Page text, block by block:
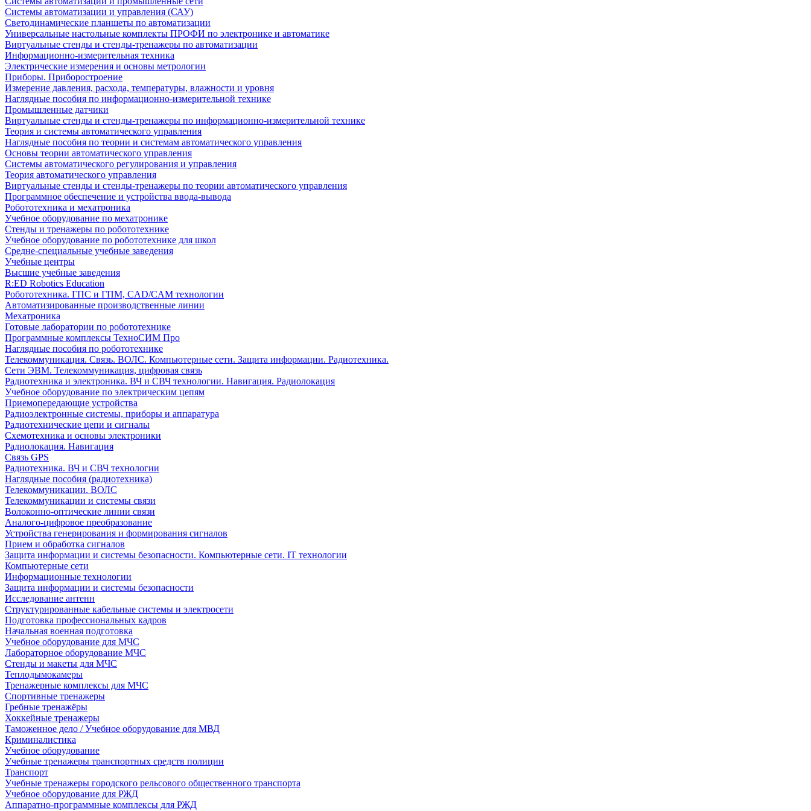
Системы автоматизации и управления (САУ)
Светодинамические планшеты по автоматизации
Универсальные настольные комплекты ПРОФИ по электронике и автоматике
Виртуальные стенды и стенды-тренажеры по автоматизации
Информационно-измерительная техника
Электрические измерения и основы метрологии
Приборы. Приборостроение
Измерение давления, расхода, температуры, влажности и уровня
Наглядные пособия по информационно-измерительной технике
Промышленные датчики
Виртуальные стенды и стенды-тренажеры по информационно-измерительной технике
Теория и системы автоматического управления
Наглядные пособия по теории и системам автоматического управления
Основы теории автоматического управления
Системы автоматического регулирования и управления
Теория автоматического управления
Виртуальные стенды и стенды-тренажеры по теории автоматического управления
Программное обеспечение и устройства ввода-вывода
Робототехника и мехатроника
Учебное оборудование по мехатронике
Стенды и тренажеры по робототехнике
Учебное оборудование по робототехнике для школ
Средне-специальные учебные заведения
Учебные центры
Высшие учебные заведения
R:ED Robotics Education
Робототехника. ГПС и ГПМ, CAD/CAM технологии
Автоматизированные производственные линии
Мехатроника
Готовые лаборатории по робототехнике
Программные комплексы ТехноСИМ Про
Наглядные пособия по робототехнике
Телекоммуникация. Связь. ВОЛС. Компьютерные сети. Защита информации. Радиотехника.
Сети ЭВМ. Телекоммуникация, цифровая связь
Радиотехника и электроника. ВЧ и СВЧ технологии. Навигация. Радиолокация
Учебное оборудование по электрическим цепям
Приемопередающие устройства
Радиоэлектронные системы, приборы и аппаратура
Радиотехнические цепи и сигналы
Схемотехника и основы электроники
Радиолокация. Навигация
Связь GPS
Радиотехника. ВЧ и СВЧ технологии
Наглядные пособия (радиотехника)
Телекоммуникации. ВОЛС
Телекоммуникации и системы связи
Волоконно-оптические линии связи
Аналого-цифровое преобразование
Устройства генерирования и формирования сигналов
Прием и обработка сигналов
Защита информации и системы безопасности. Компьютерные сети. IT технологии
Компьютерные сети
Информационные технологии
Защита информации и системы безопасности
Исследование антенн
Структурированные кабельные системы и электросети
Подготовка профессиональных кадров
Начальная военная подготовка
Учебное оборудование для МЧС
Лабораторное оборудование МЧС
Стенды и макеты для МЧС
Теплодымокамеры
Тренажерные комплексы для МЧС
Спортивные тренажеры
Гребные тренажёры
Хоккейные тренажеры
Таможенное дело / Учебное оборудование для МВД
Криминалистика
Учебное оборудование
Учебные тренажеры транспортных средств полиции
Транспорт
Учебные тренажеры городского рельсового общественного транспорта
Учебное оборудование для РЖД
Аппаратно-программные комплексы для РЖД